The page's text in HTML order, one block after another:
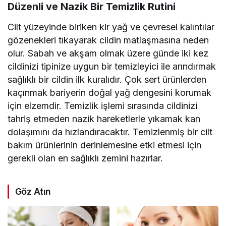
Düzenli ve Nazik Bir Temizlik Rutini
Cilt yüzeyinde biriken kir yağ ve çevresel kalıntılar
gözenekleri tıkayarak cildin matlaşmasına neden
olur. Sabah ve akşam olmak üzere günde iki kez
cildinizi tipinize uygun bir temizleyici ile arındırmak
sağlıklı bir cildin ilk kuralıdır. Çok sert ürünlerden
kaçınmak bariyerin doğal yağ dengesini korumak
için elzemdir. Temizlik işlemi sırasında cildinizi
tahriş etmeden nazik hareketlerle yıkamak kan
dolaşımını da hızlandıracaktır. Temizlenmiş bir cilt
bakım ürünlerinin derinlemesine etki etmesi için
gerekli olan en sağlıklı zemini hazırlar.
Göz Atın